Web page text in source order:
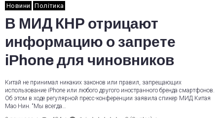
Новини Політика
В МИД КНР отрицают
информацию о запрете
iPhone для чиновников
Китай не принимал никаких законов или правил, запрещающих
использование iPhone или любого другого иностранного бренда смартфонов.
Об этом в ходе регулярной пресс-конференции заявила спикер МИД Китая
Мао Нин. “Мы всегда…